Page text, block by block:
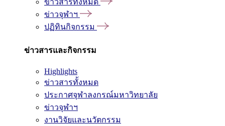
ข่าวสารทั้งหมด
ข่าวจุฬาฯ
ปฏิทินกิจกรรม
ข่าวสารและกิจกรรม
Highlights
ข่าวสารทั้งหมด
ประกาศจุฬาลงกรณ์มหาวิทยาลัย
ข่าวจุฬาฯ
งานวิจัยและนวัตกรรม